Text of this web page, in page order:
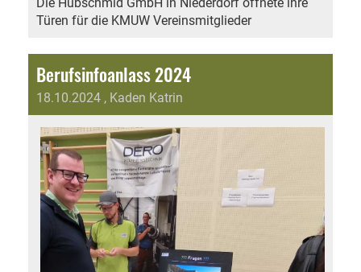
Türen für die KMUW Vereinsmitglieder
Berufsinfoanlass 2024
18.10.2024 , Kaden Katrin